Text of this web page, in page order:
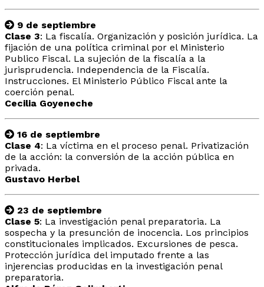
9 de septiembre
Clase 3: La fiscalía. Organización y posición jurídica. La
fijación de una política criminal por el Ministerio
Publico Fiscal. La sujeción de la fiscalía a la
jurisprudencia. Independencia de la Fiscalía.
Instrucciones. El Ministerio Público Fiscal ante la
coerción penal.
Cecilia Goyeneche
16 de septiembre
Clase 4: La víctima en el proceso penal. Privatización
de la acción: la conversión de la acción pública en
privada.
Gustavo Herbel
23 de septiembre
Clase 5: La investigación penal preparatoria. La
sospecha y la presunción de inocencia. Los principios
constitucionales implicados. Excursiones de pesca.
Protección jurídica del imputado frente a las
injerencias producidas en la investigación penal
preparatoria.